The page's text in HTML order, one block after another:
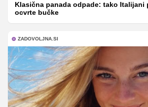
Klasična panada odpade: tako Italijani
ocvrte bučke
ZADOVOLJNA.SI